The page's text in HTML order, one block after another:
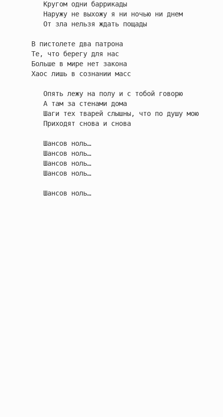
      Кругом одни баррикады
      Наружу не выхожу я ни ночью ни днем
      От зла нельзя ждать пощады
   В пистолете два патрона
   Те, что берегу для нас
   Больше в мире нет закона
   Хаос лишь в сознании масс
      Опять лежу на полу и с тобой говорю
      А там за стенами дома
      Шаги тех тварей слышны, что по душу мою
      Приходят снова и снова
      Шансов ноль…
      Шансов ноль…
      Шансов ноль…
      Шансов ноль…
      Шансов ноль…